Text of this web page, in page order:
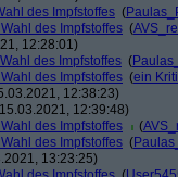
des Impfstoffes (
des Impfstoffes (
12:28:01)
des Impfstoffes (
des Impfstoffes (ein
12:38:23)
12:39:48)
des Impfstoffes
(
des Impfstoffes (
13:23:25)